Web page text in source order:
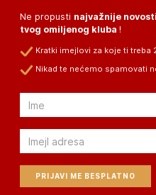
Ne propusti najvažnije
tvog omiljenog kluba !
Kratki imejlovi za koje ti treba
Nikad te nećemo spamovati
Email
Email